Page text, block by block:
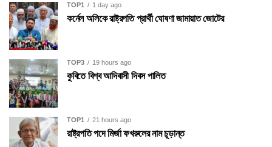
TOP1 1 day ago
কর্নেল অলিকে রাষ্ট্রপতি প্রার্থী ঘোষণা জামায়াত জোটের
TOP3 19 hours ago
কুবিতে বিশ্ব আদিবাসী দিবস পালিত
TOP1 21 hours ago
রাষ্ট্রপতি পদে মির্জা ফখরুলের নাম চূড়ান্ত